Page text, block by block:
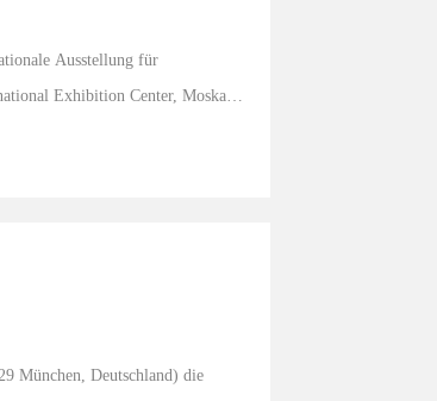
Ausstellung für
Exhibition Center, Moskau.
München, Deutschland) die